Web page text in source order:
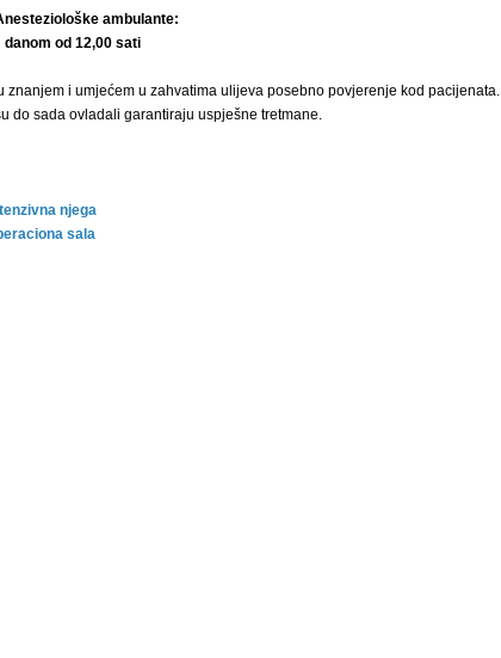
ambulante:
od 12,00 sati
znanjem i umjećem u zahvatima ulijeva posebno povjerenje kod pacijenata.
do sada ovladali garantiraju uspješne tretmane.
njega
sala